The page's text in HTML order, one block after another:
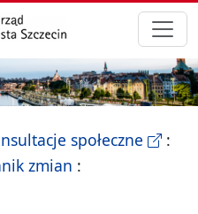
Informacji Publicznej
społeczne-
Miasta Szczecin
zmian